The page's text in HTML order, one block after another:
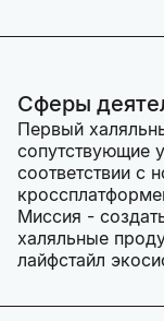
Сферы
Первый
сопутствующие
соответствии с
Миссия -
халяльные
лайфстайл